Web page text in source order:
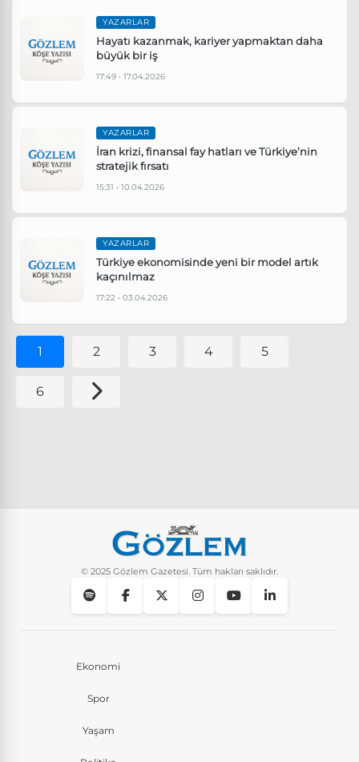
YAZARLAR
Hayatı kazanmak, kariyer yapmaktan daha
büyük bir iş
17:49 • 17.04.2026
YAZARLAR
İran krizi, finansal fay hatları ve Türkiye’nin
stratejik fırsatı
15:31 • 10.04.2026
YAZARLAR
Türkiye ekonomisinde yeni bir model artık
kaçınılmaz
17:22 • 03.04.2026
1 2 3 4 5
6
© 2025 Gözlem Gazetesi. Tüm hakları saklıdır.
Ekonomi
Spor
Yaşam